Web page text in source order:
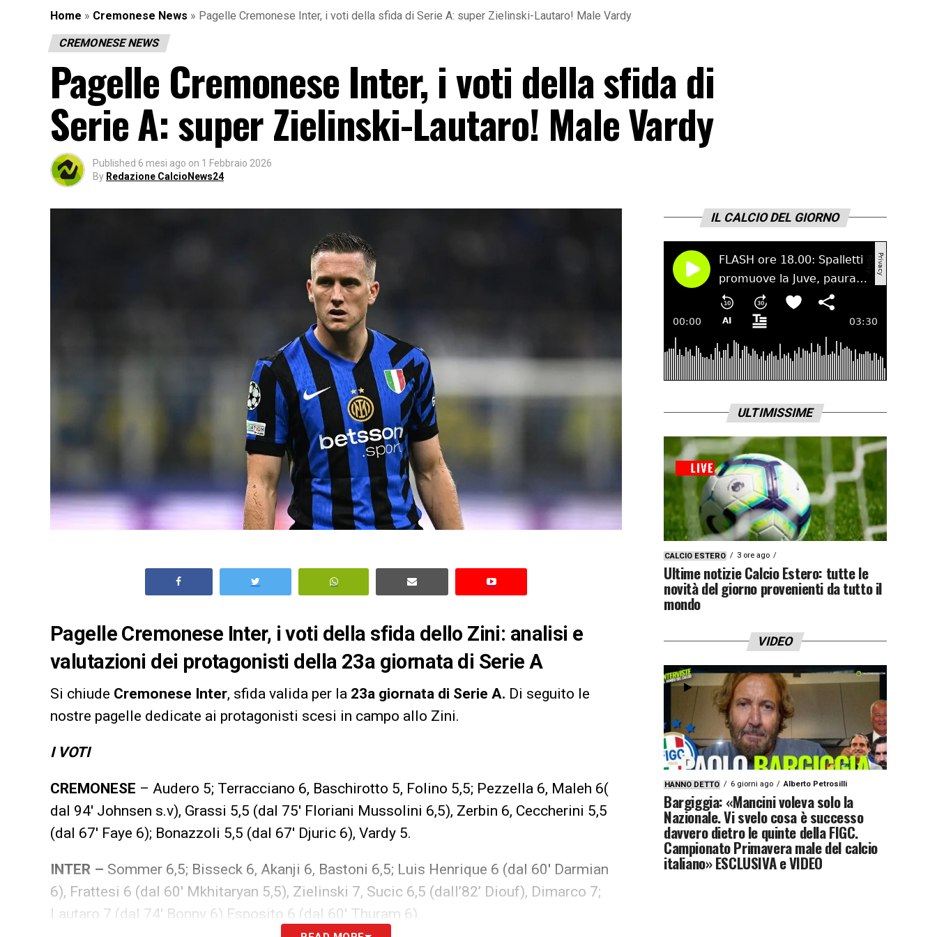
Home » Cremonese News » Pagelle Cremonese Inter, i voti della sfida di Serie A: super Zielinski-Lautaro! Male Vardy
CREMONESE NEWS
Pagelle Cremonese Inter, i voti della sfida di
Serie A: super Zielinski-Lautaro! Male Vardy
Published 6 mesi ago on 1 Febbraio 2026
By Redazione CalcioNews24
Pagelle Cremonese Inter, i voti della sfida dello Zini: analisi e
valutazioni dei protagonisti della 23a giornata di Serie A
Si chiude Cremonese Inter, sfida valida per la 23a giornata di Serie A. Di seguito le
nostre pagelle dedicate ai protagonisti scesi in campo allo Zini.
I VOTI
CREMONESE – Audero 5; Terracciano 6, Baschirotto 5, Folino 5,5; Pezzella 6, Maleh 6(
dal 94′ Johnsen s.v), Grassi 5,5 (dal 75′ Floriani Mussolini 6,5), Zerbin 6, Ceccherini 5,5
(dal 67′ Faye 6); Bonazzoli 5,5 (dal 67′ Djuric 6), Vardy 5.
INTER – Sommer 6,5; Bisseck 6, Akanji 6, Bastoni 6,5; Luis Henrique 6 (dal 60′ Darmian
6), Frattesi 6 (dal 60′ Mkhitaryan 5,5), Zielinski 7, Sucic 6,5 (dall’82’ Diouf), Dimarco 7;
Lautaro 7 (dal 74′ Bonny 6) Esposito 6 (dal 60′ Thuram 6).
IL CALCIO DEL GIORNO
ULTIMISSIME
CALCIO ESTERO 3 ore ago
Ultime notizie Calcio Estero: tutte le
novità del giorno provenienti da tutto il
mondo
VIDEO
HANNO DETTO 6 giorni ago Alberto Petrosilli
Bargiggia: «Mancini voleva solo la
Nazionale. Vi svelo cosa è successo
davvero dietro le quinte della FIGC.
Campionato Primavera male del calcio
italiano» ESCLUSIVA e VIDEO